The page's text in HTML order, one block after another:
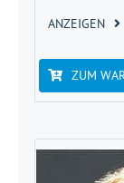
ANZEIGEN
ZUM